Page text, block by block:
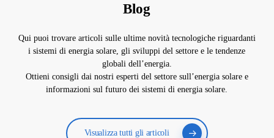
Blog
Qui puoi trovare articoli sulle ultime novità tecnologiche riguardanti
i sistemi di energia solare, gli sviluppi del settore e le tendenze
globali dell’energia.
Ottieni consigli dai nostri esperti del settore sull’energia solare e
informazioni sul futuro dei sistemi di energia solare.
Visualizza tutti gli articoli